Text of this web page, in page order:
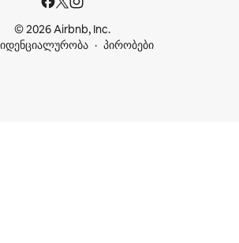
© 2026 Airbnb, Inc.
პირობები